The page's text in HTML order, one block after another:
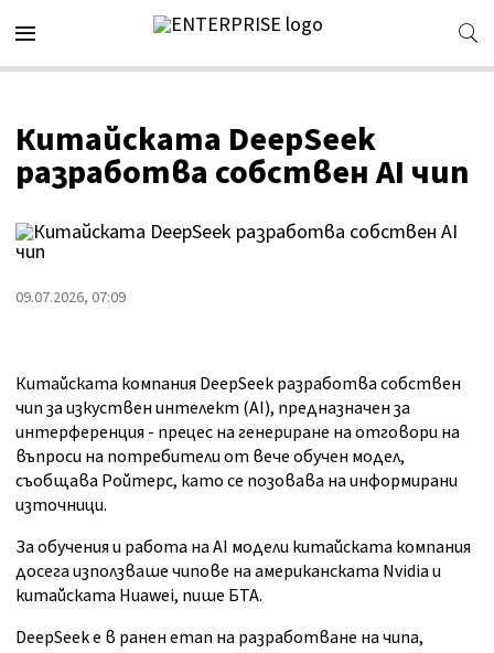
Китайската DeepSeek
разработва собствен AI чип
09.07.2026, 07:09
Китайската компания DeepSeek разработва собствен
чип за изкуствен интелект (AI), предназначен за
интерференция - прецес на генериране на отговори на
въпроси на потребители от вече обучен модел,
съобщава Ройтерс, като се позовава на информирани
източници.
За обучения и работа на AI модели китайската компания
досега използваше чипове на американската Nvidia и
китайската Huawei, пише БТА.
DeepSeek е в ранен етап на разработване на чипа,